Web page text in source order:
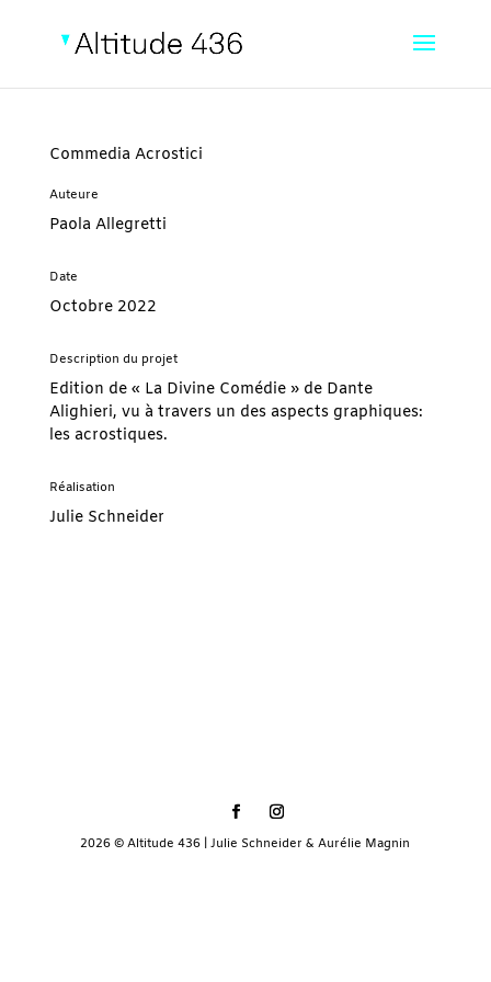
Commedia Acrostici
Auteure
Paola Allegretti
Date
Octobre 2022
Description du projet
Edition de « La Divine Comédie » de Dante
Alighieri, vu à travers un des aspects graphiques:
les acrostiques.
Réalisation
Julie Schneider
2026 © Altitude 436 | Julie Schneider & Aurélie Magnin